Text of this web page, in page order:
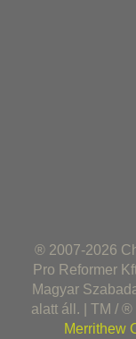
® 2007-2026
Pro Reformer
Magyar
alatt áll. | TM / ®
Merrithew